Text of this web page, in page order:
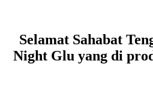
Selamat Sahabat
Night Glu yang di